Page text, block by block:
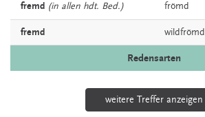
fremd (in allen hdt. Bed.) frömd
fremd wildfrömd
Redensarten
weitere Treffer anzeigen